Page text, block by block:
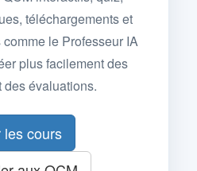
téléchargements et
le Professeur IA
plus facilement des
des évaluations.
les cours